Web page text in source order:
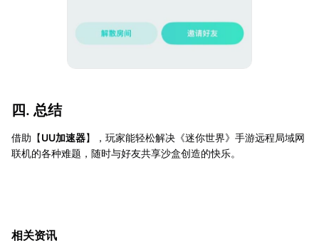
四. 总结
借助【UU加速器】，玩家能轻松解决《迷你世界》手游远程局域网
联机的各种难题，随时与好友共享沙盒创造的快乐。
相关资讯